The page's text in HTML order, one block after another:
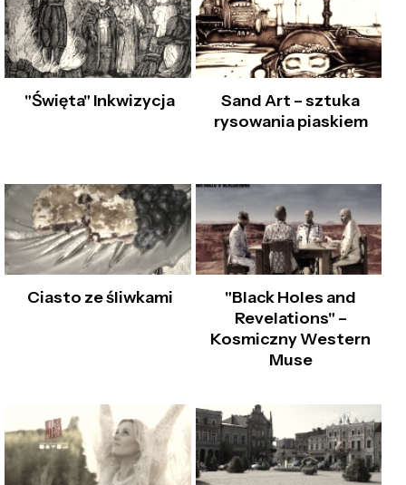
"Święta" Inkwizycja
Sand Art – sztuka
rysowania piaskiem
Ciasto ze śliwkami
"Black Holes and
Revelations" –
Kosmiczny Western
Muse